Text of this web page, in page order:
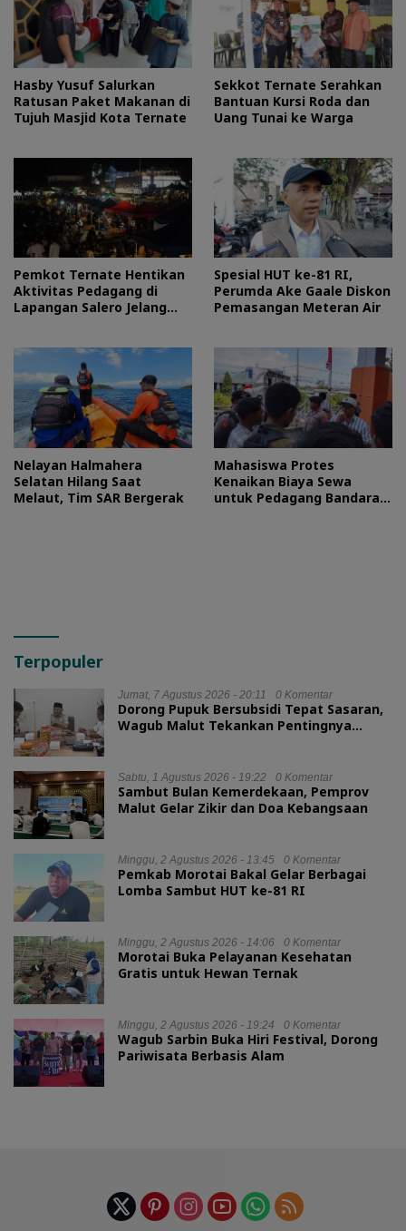
Hasby Yusuf Salurkan
Ratusan Paket Makanan di
Tujuh Masjid Kota Ternate
Sekkot Ternate Serahkan
Bantuan Kursi Roda dan
Uang Tunai ke Warga
Pemkot Ternate Hentikan
Aktivitas Pedagang di
Lapangan Salero Jelang
Spesial HUT ke-81 RI,
Perumda Ake Gaale Diskon
Pemasangan Meteran Air
Nelayan Halmahera
Selatan Hilang Saat
Melaut, Tim SAR Bergerak
Mahasiswa Protes
Kenaikan Biaya Sewa
untuk Pedagang Bandara
Terpopuler
Jumat, 7 Agustus 2026 - 20:11 0 Komentar
Dorong Pupuk Bersubsidi Tepat Sasaran,
Wagub Malut Tekankan Pentingnya
Sabtu, 1 Agustus 2026 - 19:22 0 Komentar
Sambut Bulan Kemerdekaan, Pemprov
Malut Gelar Zikir dan Doa Kebangsaan
Minggu, 2 Agustus 2026 - 13:45 0 Komentar
Pemkab Morotai Bakal Gelar Berbagai
Lomba Sambut HUT ke-81 RI
Minggu, 2 Agustus 2026 - 14:06 0 Komentar
Morotai Buka Pelayanan Kesehatan
Gratis untuk Hewan Ternak
Minggu, 2 Agustus 2026 - 19:24 0 Komentar
Wagub Sarbin Buka Hiri Festival, Dorong
Pariwisata Berbasis Alam